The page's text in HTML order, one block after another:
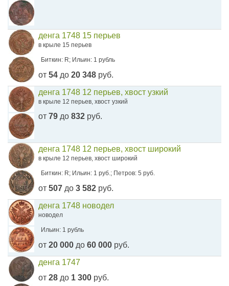
денга 1748 15 перьев
в крыле 15 перьев
Биткин: R; Ильин: 1 рубль
от 54 до 20 348 руб.
денга 1748 12 перьев, хвост узкий
в крыле 12 перьев, хвост узкий
от 79 до 832 руб.
денга 1748 12 перьев, хвост широкий
в крыле 12 перьев, хвост широкий
Биткин: R; Ильин: 1 руб.; Петров: 5 руб.
от 507 до 3 582 руб.
денга 1748 новодел
новодел
Ильин: 1 рубль
от 20 000 до 60 000 руб.
денга 1747
от 28 до 1 300 руб.